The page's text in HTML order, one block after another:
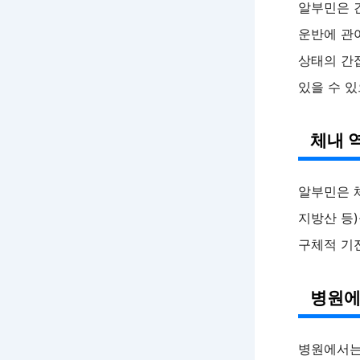
알부민은
운반에 관
상태의 간
있을 수
체내
알부민은
지방산 등
구체적 기
병원
병원에서